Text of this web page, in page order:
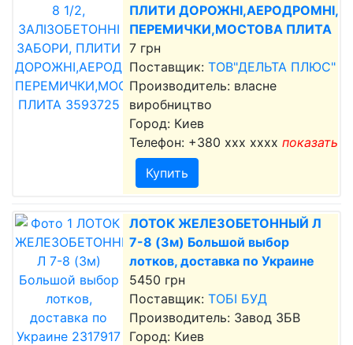
ПЛИТИ ДОРОЖНІ,АЕРОДРОМНІ,
ПЕРЕМИЧКИ,МОСТОВА ПЛИТА
7 грн
Поставщик: ТОВ"ДЕЛЬТА ПЛЮС"
Производитель: власне
виробництво
Город: Киев
Телефон: +380 xxx xxxx показать
Купить
ЛОТОК ЖЕЛЕЗОБЕТОННЫЙ Л
7-8 (3м) Большой выбор
лотков, доставка по Украине
5450 грн
Поставщик: ТОБІ БУД
Производитель: Завод ЗБВ
Город: Киев